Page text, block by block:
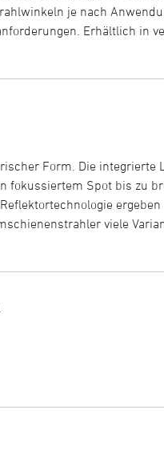
je nach
Erhältlich in
Form. Die integrierte
Spot bis zu
viele